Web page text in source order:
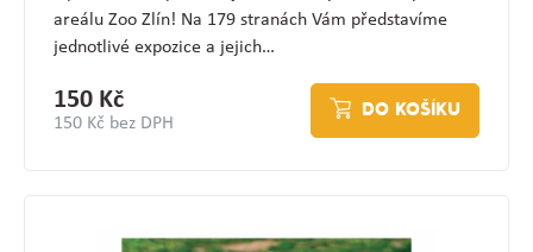
areálu Zoo Zlín! Na 179 stranách Vám představíme
jednotlivé expozice a jejich…
150 Kč
150 Kč bez DPH
DO KOŠÍKU